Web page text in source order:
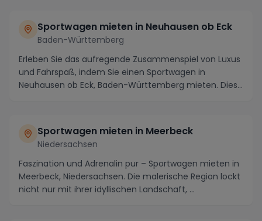
Sportwagen mieten in Neuhausen ob Eck
Baden-Württemberg
Erleben Sie das aufregende Zusammenspiel von Luxus
und Fahrspaß, indem Sie einen Sportwagen in
Neuhausen ob Eck, Baden-Württemberg mieten. Diese
Sportwagen mieten in Meerbeck
Niedersachsen
Faszination und Adrenalin pur – Sportwagen mieten in
Meerbeck, Niedersachsen. Die malerische Region lockt
nicht nur mit ihrer idyllischen Landschaft, ...